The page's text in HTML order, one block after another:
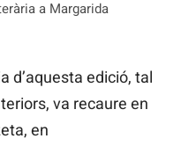
a Margarida
d’aquesta edició, tal
va recaure en
en